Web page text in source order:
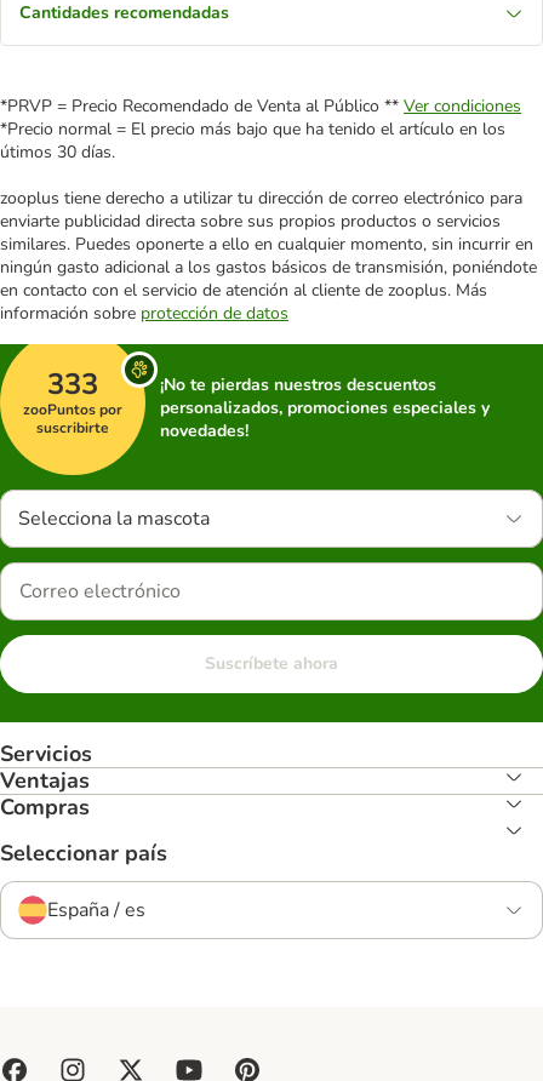
Cantidades recomendadas
*PRVP = Precio Recomendado de Venta al Público ** Ver condiciones
*Precio normal = El precio más bajo que ha tenido el artículo en los
útimos 30 días.
zooplus tiene derecho a utilizar tu dirección de correo electrónico para
enviarte publicidad directa sobre sus propios productos o servicios
similares. Puedes oponerte a ello en cualquier momento, sin incurrir en
ningún gasto adicional a los gastos básicos de transmisión, poniéndote
en contacto con el servicio de atención al cliente de zooplus. Más
información sobre protección de datos
333
zooPuntos por
suscribirte
¡No te pierdas nuestros descuentos
personalizados, promociones especiales y
novedades!
Selecciona la mascota
Suscríbete ahora
Servicios
Ventajas
Compras
Seleccionar país
España / es